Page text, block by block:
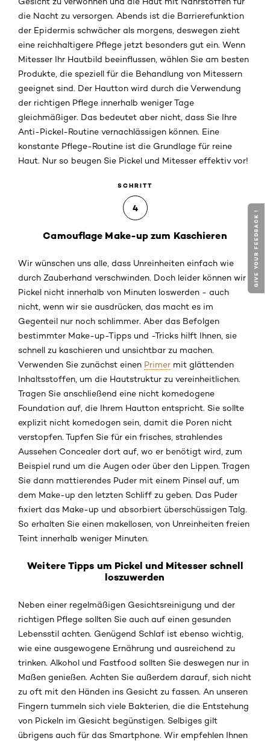
die Nacht zu versorgen. Abends ist die Barrierefunktion
der Epidermis schwächer als morgens, deswegen zieht
eine reichhaltigere Pflege jetzt besonders gut ein. Wenn
Mitesser Ihr Hautbild beeinflussen, wählen Sie am besten
Produkte, die speziell für die Behandlung von Mitessern
geeignet sind. Der Hautton wird durch die Verwendung
der richtigen Pflege innerhalb weniger Tage
gleichmäßiger. Das bedeutet aber nicht, dass Sie Ihre
Anti-Pickel-Routine vernachlässigen können. Eine
konstante Pflege-Routine ist die Grundlage für reine
Haut. Nur so beugen Sie Pickel und Mitesser effektiv vor!
SCHRITT
4
Camouflage Make-up zum Kaschieren
Wir wünschen uns alle, dass Unreinheiten einfach wie
durch Zauberhand verschwinden. Doch leider können wir
Pickel nicht innerhalb von Minuten loswerden - auch
nicht, wenn wir sie ausdrücken, das macht es im
Gegenteil nur noch schlimmer. Aber das Befolgen
bestimmter Make-up-Tipps und -Tricks hilft Ihnen, sie
schnell zu kaschieren und unsichtbar zu machen.
Verwenden Sie zunächst einen Primer mit glättenden
Inhaltsstoffen, um die Hautstruktur zu vereinheitlichen.
Tragen Sie anschließend eine nicht komedogene
Foundation auf, die Ihrem Hautton entspricht. Sie sollte
explizit nicht komedogen sein, damit die Poren nicht
verstopfen. Tupfen Sie für ein frisches, strahlendes
Aussehen Concealer dort auf, wo er benötigt wird, zum
Beispiel rund um die Augen oder über den Lippen. Tragen
Sie dann mattierendes Puder mit einem Pinsel auf, um
dem Make-up den letzten Schliff zu geben. Das Puder
fixiert das Make-up und absorbiert überschüssigen Talg.
So erhalten Sie einen makellosen, von Unreinheiten freien
Teint innerhalb weniger Minuten.
Weitere Tipps um Pickel und Mitesser schnell
loszuwerden
Neben einer regelmäßigen Gesichtsreinigung und der
richtigen Pflege sollten Sie auch auf einen gesunden
Lebensstil achten. Genügend Schlaf ist ebenso wichtig,
wie eine ausgewogene Ernährung und ausreichend zu
trinken. Alkohol und Fastfood sollten Sie deswegen nur in
Maßen genießen. Achten Sie außerdem darauf, sich nicht
zu oft mit den Händen ins Gesicht zu fassen. An unseren
Fingern tummeln sich viele Bakterien, die die Entstehung
von Pickeln im Gesicht begünstigen. Selbiges gilt
übrigens auch für das Smartphone. Wir empfehlen Ihnen
GIVE YOUR FEEDBACK !